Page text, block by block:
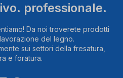
professionale.
Da noi troverete prodotti
del legno.
sui settori della fresatura,
e foratura.